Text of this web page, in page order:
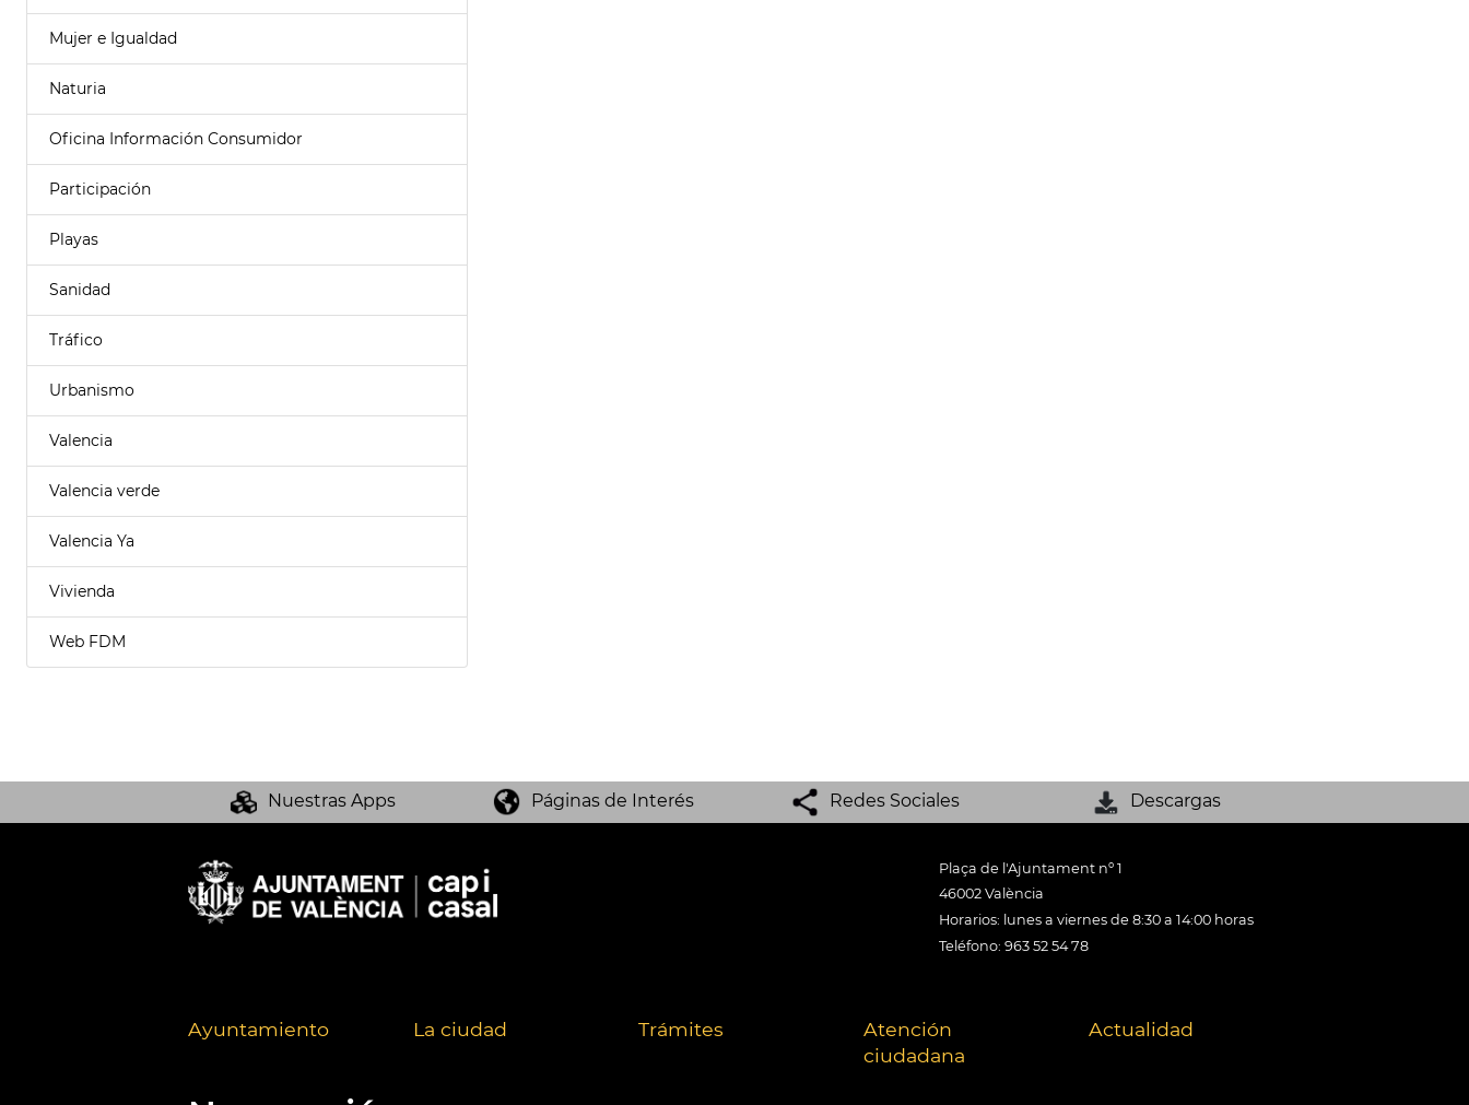
Mujer e Igualdad
Naturia
Oficina Información Consumidor
Participación
Playas
Sanidad
Tráfico
Urbanismo
Valencia
Valencia verde
Valencia Ya
Vivienda
Web FDM
Nuestras Apps Páginas de Interés Redes Sociales Descargas
Plaça de l'Ajuntament nº 1
46002 València
Horarios: lunes a viernes de 8:30 a 14:00 horas
Teléfono: 963 52 54 78
Ayuntamiento La ciudad Trámites
Atención
ciudadana
Actualidad